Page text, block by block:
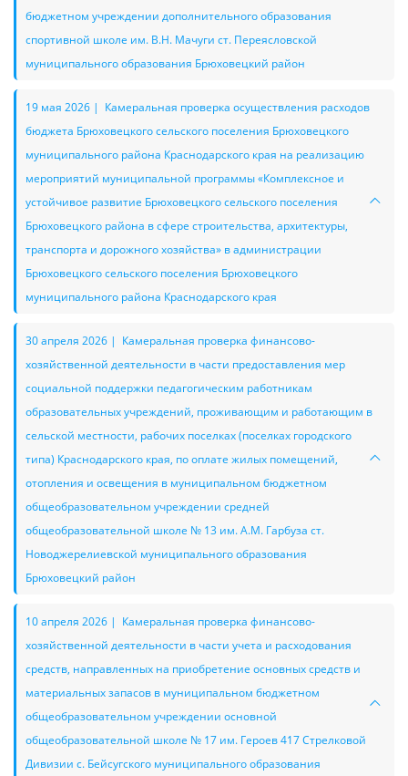
бюджетном учреждении дополнительного образования
спортивной школе им. В.Н. Мачуги ст. Переясловской
муниципального образования Брюховецкий район
19 мая 2026 | Камеральная проверка осуществления расходов
бюджета Брюховецкого сельского поселения Брюховецкого
муниципального района Краснодарского края на реализацию
мероприятий муниципальной программы «Комплексное и
устойчивое развитие Брюховецкого сельского поселения
Брюховецкого района в сфере строительства, архитектуры,
транспорта и дорожного хозяйства» в администрации
Брюховецкого сельского поселения Брюховецкого
муниципального района Краснодарского края
30 апреля 2026 | Камеральная проверка финансово-
хозяйственной деятельности в части предоставления мер
социальной поддержки педагогическим работникам
образовательных учреждений, проживающим и работающим в
сельской местности, рабочих поселках (поселках городского
типа) Краснодарского края, по оплате жилых помещений,
отопления и освещения в муниципальном бюджетном
общеобразовательном учреждении средней
общеобразовательной школе № 13 им. А.М. Гарбуза ст.
Новоджерелиевской муниципального образования
Брюховецкий район
10 апреля 2026 | Камеральная проверка финансово-
хозяйственной деятельности в части учета и расходования
средств, направленных на приобретение основных средств и
материальных запасов в муниципальном бюджетном
общеобразовательном учреждении основной
общеобразовательной школе № 17 им. Героев 417 Стрелковой
Дивизии с. Бейсугского муниципального образования